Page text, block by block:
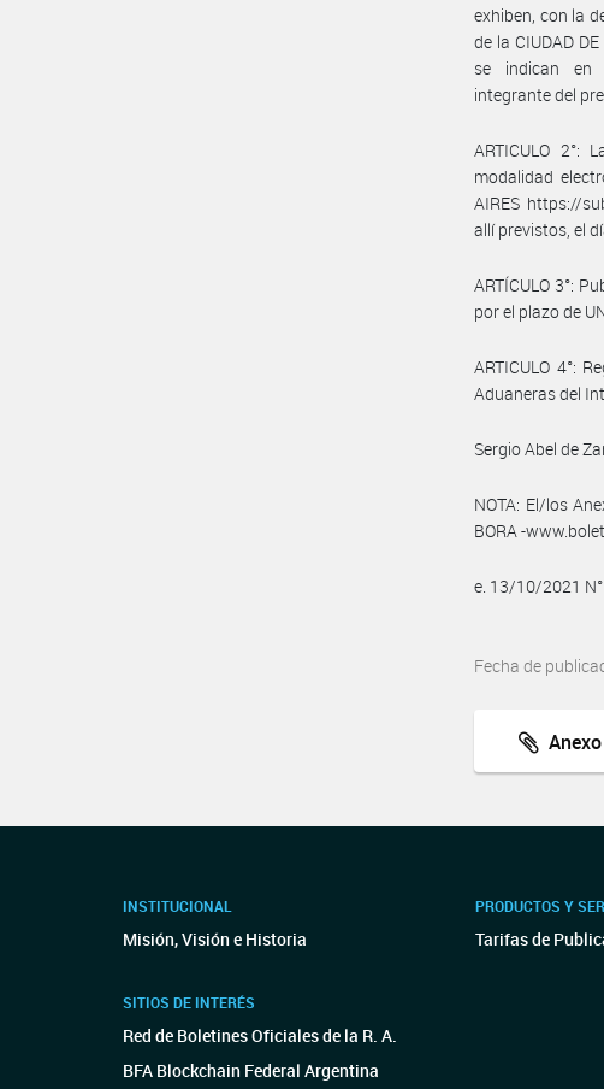
exhiben, con la
de la CIUDAD
se indican en
integrante del
ARTICULO 2°:
modalidad
AIRES https://
allí previstos, el
ARTÍCULO 3°:
por el plazo de
ARTICULO 4°:
Aduaneras del
Sergio Abel de
NOTA: El/los
BORA -
e. 13/10/2021
Fecha de
Anexo
INSTITUCIONAL
Misión, Visión e Historia
SITIOS DE INTERÉS
Red de Boletines Oficiales de la R. A.
BFA Blockchain Federal Argentina
PRODUCTOS Y
Tarifas de